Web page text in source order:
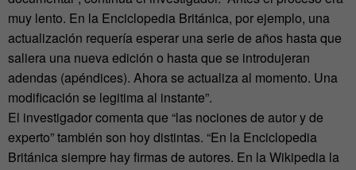
muy lento. En la Enciclopedia Británica, por ejemplo, una
actualización requería esperar una serie de años hasta que
saliera una nueva edición o hasta que se introdujeran
adendas (apéndices). Ahora se actualiza al momento. Una
modificación se legitima al instante”.
El investigador comenta que “las nociones de autor y de
experto” también son hoy distintas. “En la Enciclopedia
Británica siempre hay firmas de autores. En la Wikipedia la